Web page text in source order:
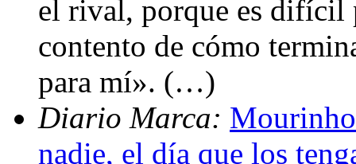
el rival, porque es difícil
contento de cómo
para mí». (…)
Diario Marca:
nadie, el día que los